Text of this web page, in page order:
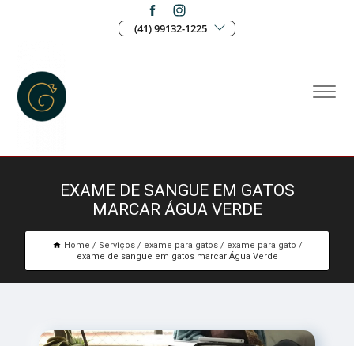
(41) 99132-1225
EXAME DE SANGUE EM GATOS
MARCAR ÁGUA VERDE
Home Serviços exame para gatos
exame para gato
exame de sangue em gatos marcar Água Verde